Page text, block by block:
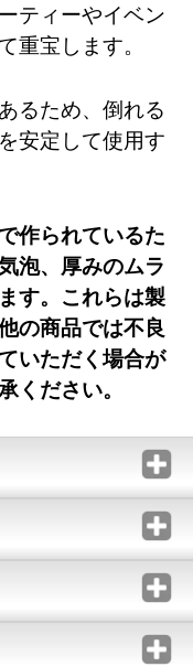
ティーやイベン
重宝します。
るため、倒れる
を安定して使用す
作られているた
泡、厚みのムラ
す。これらは製
の商品では不良
いただく場合が
ください。